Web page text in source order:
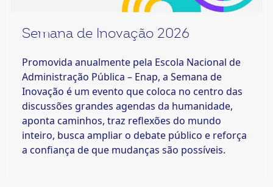
Semana de Inovação 2026
Promovida anualmente pela Escola Nacional de
Administração Pública – Enap, a Semana de
Inovação é um evento que coloca no centro das
discussões grandes agendas da humanidade,
aponta caminhos, traz reflexões do mundo
inteiro, busca ampliar o debate público e reforça
a confiança de que mudanças são possíveis.